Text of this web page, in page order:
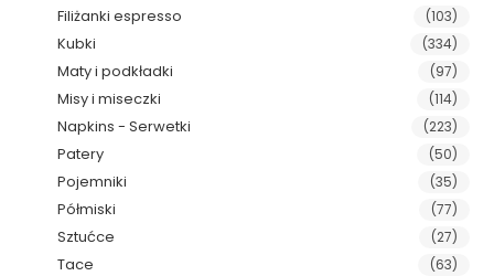
Filiżanki espresso (103)
Kubki (334)
Maty i podkładki (97)
Misy i miseczki (114)
Napkins - Serwetki (223)
Patery (50)
Pojemniki (35)
Półmiski (77)
Sztućce (27)
Tace (63)